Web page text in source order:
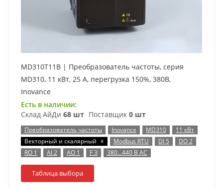
MD310T11B | Преобразователь частоты, серия
MD310, 11 кВт, 25 А, перегрузка 150%, 380B,
Inovance
Есть в наличии:
Склад АйДи 68 шт Поставщик 0 шт
Преобразователь частоты Inovance MD310
11 кВт
Векторный и скалярный x Modbus RTU DI 5
DO 2
RO 1
AI 2 AO 1 F 3 380…440 В AC
Таблица выбора